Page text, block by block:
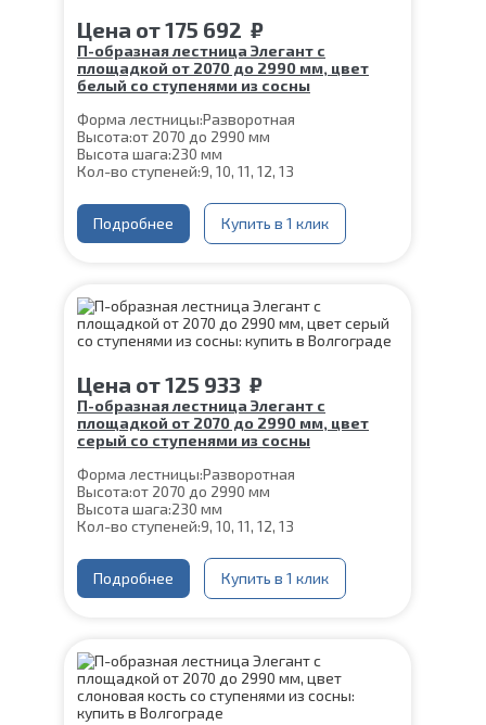
Цена от175 692 ₽
П-образная лестница Элегант с
площадкой от 2070 до 2990 мм, цвет
белый со ступенями из сосны
Форма лестницы:Разворотная
Высота:от 2070 до 2990 мм
Высота шага:230 мм
Кол-во ступеней:9, 10, 11, 12, 13
Глубина ступени:
300 мм
Материал каркаса:
Сталь
Ширина марша: 900 мм
Угол наклона:45°
Срок гарантии (на металлокаркас):25 лет
Подробнее Купить в 1 клик
Цена от125 933 ₽
П-образная лестница Элегант с
площадкой от 2070 до 2990 мм, цвет
серый со ступенями из сосны
Форма лестницы:Разворотная
Высота:от 2070 до 2990 мм
Высота шага:230 мм
Кол-во ступеней:9, 10, 11, 12, 13
Глубина ступени:
300 мм
Ширина марша:
900 мм
Материал каркаса:Сталь
Угол наклона:45°
Срок гарантии (на металлокаркас):25 лет
Подробнее Купить в 1 клик